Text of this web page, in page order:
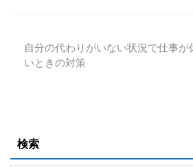
自分の代わりがいない状況で仕事が
いときの対策
検索